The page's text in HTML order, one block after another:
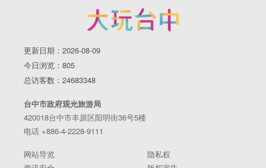
更新日期：2026-08-09
今日浏览：805
总访客数：24683348
台中市政府观光旅游局
420018台中市丰原区阳明街36号5楼
电话 +886-4-2228-9111
网站导览
隐私权